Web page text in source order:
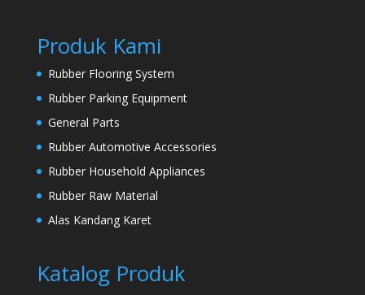
Produk Kami
Rubber Flooring System
Rubber Parking Equipment
General Parts
Rubber Automotive Accessories
Rubber Household Appliances
Rubber Raw Material
Alas Kandang Karet
Katalog Produk